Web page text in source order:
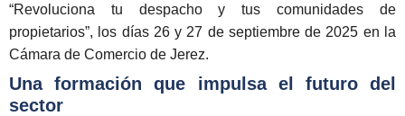
“Revoluciona tu despacho y tus comunidades de
propietarios”, los días 26 y 27 de septiembre de 2025 en la
Cámara de Comercio de Jerez.
Una formación que impulsa el futuro del
sector